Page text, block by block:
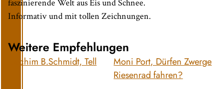
Informativ und mit tollen Zeichnungen.
Weitere Empfehlungen
Joachim B.Schmidt, Tell
Moni Port, Dürfen Zwerge
Riesenrad fahren?